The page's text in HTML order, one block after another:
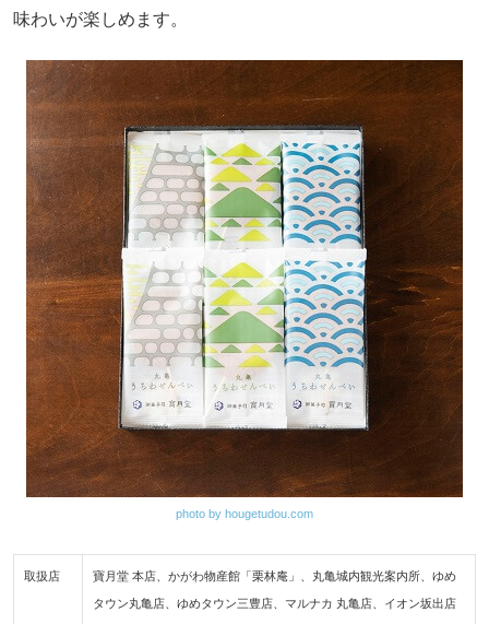
味わいが楽しめます。
photo by hougetudou.com
取扱店 寶月堂 本店、かがわ物産館「栗林庵」、丸亀城内観光案内所、ゆめ
タウン丸亀店、ゆめタウン三豊店、マルナカ 丸亀店、イオン坂出店